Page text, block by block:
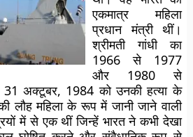
एकमात्र महिला
प्रधान मंत्री थीं।
श्रीमती गांधी का
1966 से 1977
और 1980 से
31 अक्टूबर, 1984 को उनकी हत्या के
लौह महिला के रूप में जानी जाने वाली
में से एक थीं जिन्हें भारत ने कभी देखा